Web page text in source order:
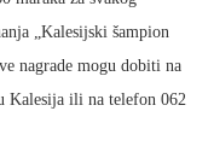
„Kalesijski šampion
nagrade mogu dobiti na
Kalesija ili na telefon 062